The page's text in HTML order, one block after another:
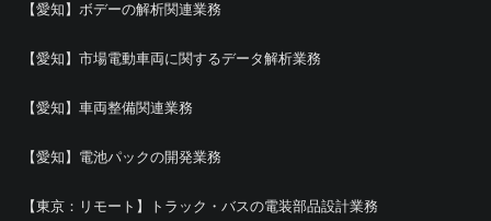
【愛知】ボデーの解析関連業務
【愛知】市場電動車両に関するデータ解析業務
【愛知】車両整備関連業務
【愛知】電池パックの開発業務
【東京：リモート】トラック・バスの電装部品設計業務